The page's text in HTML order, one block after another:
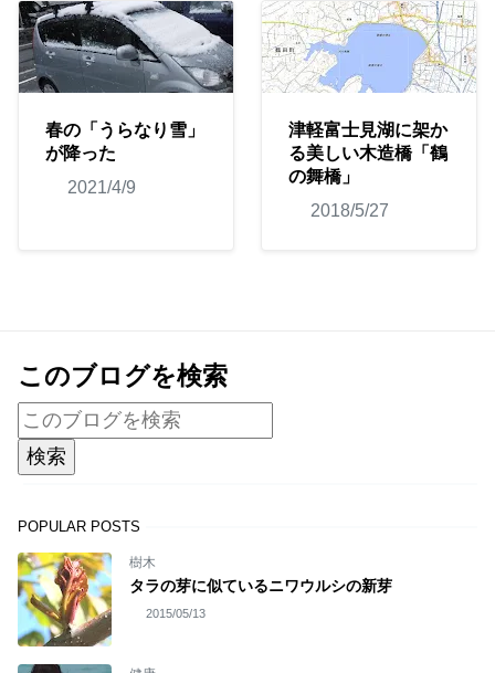
春の「うらなり雪」
が降った
2021/4/9
津軽富士見湖に架か
る美しい木造橋「鶴
の舞橋」
2018/5/27
このブログを検索
POPULAR POSTS
樹木
タラの芽に似ているニワウルシの新芽
2015/05/13